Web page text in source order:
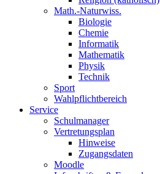
Math.-Naturwiss.
Biologie
Chemie
Informatik
Mathematik
Physik
Technik
Sport
Wahlpflichtbereich
Service
Schulmanager
Vertretungsplan
Hinweise
Zugangsdaten
Moodle